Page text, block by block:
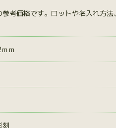
考価格です。ロットや名入れ方
ｍ
刻